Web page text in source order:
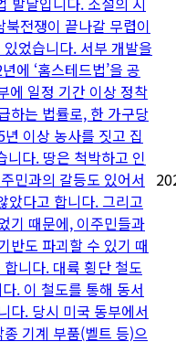
전쟁이 끝나갈 무렵이
었습니다. 서부 개발을
에 ‘홈스테드법’을 공
일정 기간 이상 정착
하는 법률로, 한 가구당
이상 농사를 짓고 집
니다. 땅은 척박하고 인
민과의 갈등도 있어서
았다고 합니다. 그리고
기 때문에, 이주민들과
반도 파괴할 수 있기 때
니다. 대륙 횡단 철도
. 이 철도를 통해 동서
다. 당시 미국 동부에서
기계 부품(벨트 등)으